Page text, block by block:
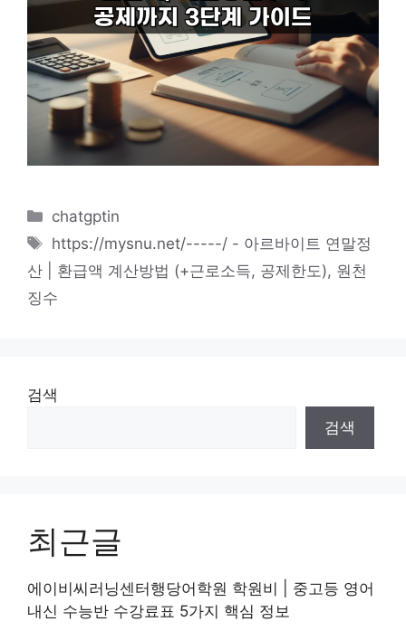
카
테
리
chatgptin
태
그
https://mysnu.net/-----/ - 아르바이트 연말정
산 | 환급액 계산방법 (+근로소득, 공제한도), 원천
징수
검색
검색
최근글
에이비씨러닝센터행당어학원 학원비 | 중고등 영어
내신 수능반 수강료표 5가지 핵심 정보